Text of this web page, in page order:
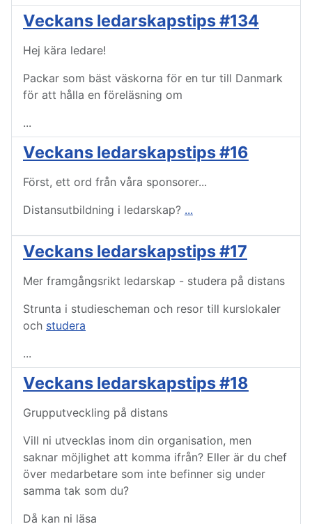
Veckans ledarskapstips #134
Hej kära ledare!
Packar som bäst väskorna för en tur till Danmark
för att hålla en föreläsning om
...
Veckans ledarskapstips #16
Först, ett ord från våra sponsorer...
Distansutbildning i ledarskap? ...
Veckans ledarskapstips #17
Mer framgångsrikt ledarskap - studera på distans
Strunta i studiescheman och resor till kurslokaler
och studera
...
Veckans ledarskapstips #18
Grupputveckling på distans
Vill ni utvecklas inom din organisation, men
saknar möjlighet att komma ifrån? Eller är du chef
över medarbetare som inte befinner sig under
samma tak som du?
Då kan ni läsa